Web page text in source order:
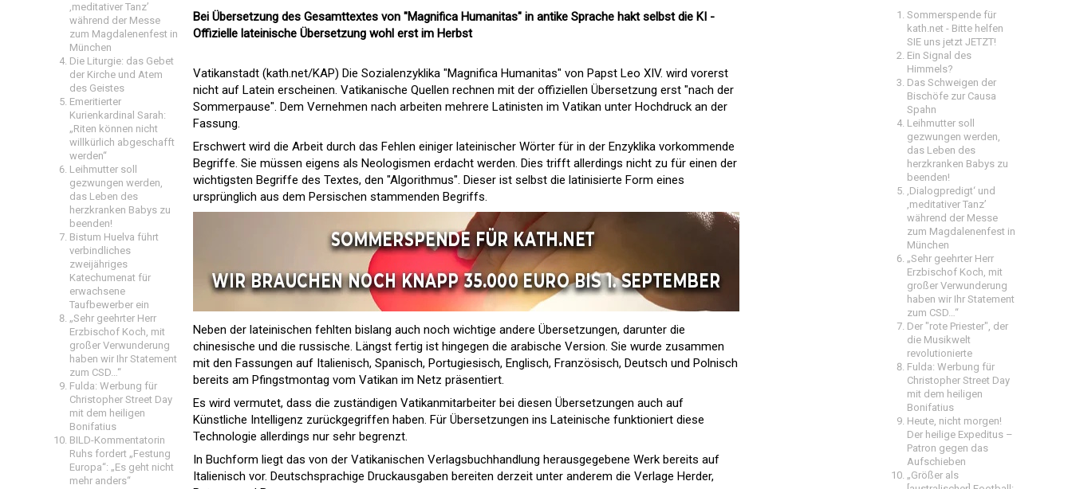
‚meditativer Tanz’
während der Messe
zum Magdalenenfest in
München
Die Liturgie: das Gebet
der Kirche und Atem
des Geistes
Emeritierter
Kurienkardinal Sarah:
„Riten können nicht
willkürlich abgeschafft
werden“
Leihmutter soll
gezwungen werden,
das Leben des
herzkranken Babys zu
beenden!
Bistum Huelva führt
verbindliches
zweijähriges
Katechumenat für
erwachsene
Taufbewerber ein
„Sehr geehrter Herr
Erzbischof Koch, mit
großer Verwunderung
haben wir Ihr Statement
zum CSD…“
Fulda: Werbung für
Christopher Street Day
mit dem heiligen
Bonifatius
BILD-Kommentatorin
Ruhs fordert „Festung
Europa“: „Es geht nicht
mehr anders“
Bei Übersetzung des Gesamttextes von "Magnifica Humanitas" in antike Sprache hakt selbst die KI -
Offizielle lateinische Übersetzung wohl erst im Herbst
Vatikanstadt (kath.net/KAP) Die Sozialenzyklika "Magnifica Humanitas" von Papst Leo XIV. wird vorerst
nicht auf Latein erscheinen. Vatikanische Quellen rechnen mit der offiziellen Übersetzung erst "nach der
Sommerpause". Dem Vernehmen nach arbeiten mehrere Latinisten im Vatikan unter Hochdruck an der
Fassung.
Erschwert wird die Arbeit durch das Fehlen einiger lateinischer Wörter für in der Enzyklika vorkommende
Begriffe. Sie müssen eigens als Neologismen erdacht werden. Dies trifft allerdings nicht zu für einen der
wichtigsten Begriffe des Textes, den "Algorithmus". Dieser ist selbst die latinisierte Form eines
ursprünglich aus dem Persischen stammenden Begriffs.
Neben der lateinischen fehlten bislang auch noch wichtige andere Übersetzungen, darunter die
chinesische und die russische. Längst fertig ist hingegen die arabische Version. Sie wurde zusammen
mit den Fassungen auf Italienisch, Spanisch, Portugiesisch, Englisch, Französisch, Deutsch und Polnisch
bereits am Pfingstmontag vom Vatikan im Netz präsentiert.
Es wird vermutet, dass die zuständigen Vatikanmitarbeiter bei diesen Übersetzungen auch auf
Künstliche Intelligenz zurückgegriffen haben. Für Übersetzungen ins Lateinische funktioniert diese
Technologie allerdings nur sehr begrenzt.
In Buchform liegt das von der Vatikanischen Verlagsbuchhandlung herausgegebene Werk bereits auf
Italienisch vor. Deutschsprachige Druckausgaben bereiten derzeit unter anderem die Verlage Herder,
Sommerspende für
kath.net - Bitte helfen
SIE uns jetzt JETZT!
Ein Signal des
Himmels?
Das Schweigen der
Bischöfe zur Causa
Spahn
Leihmutter soll
gezwungen werden,
das Leben des
herzkranken Babys zu
beenden!
‚Dialogpredigt‘ und
‚meditativer Tanz’
während der Messe
zum Magdalenenfest in
München
„Sehr geehrter Herr
Erzbischof Koch, mit
großer Verwunderung
haben wir Ihr Statement
zum CSD…“
Der "rote Priester", der
die Musikwelt
revolutionierte
Fulda: Werbung für
Christopher Street Day
mit dem heiligen
Bonifatius
Heute, nicht morgen!
Der heilige Expeditus –
Patron gegen das
Aufschieben
„Größer als